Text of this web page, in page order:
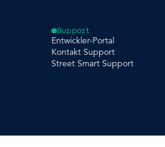
Support
Entwickler-Portal
Kontakt Support
Street Smart Support